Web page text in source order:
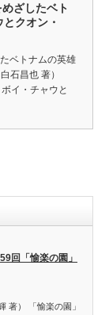
ざしたベト
クオン・
ベトナムの英雄
石昌也 著）
イ・チャウと
回「愉楽の園」
著） 「愉楽の園」